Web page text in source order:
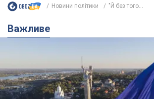
Новини політики "Й без того...
Важливе